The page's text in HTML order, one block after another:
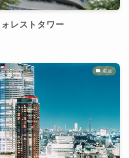
レストタワー
港区